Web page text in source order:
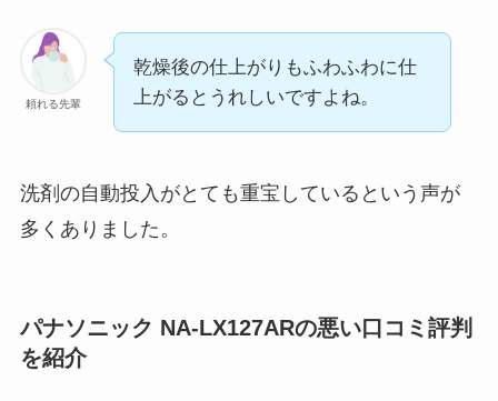
頼れる先輩
乾燥後の仕上がりもふわふわに仕
上がるとうれしいですよね。
洗剤の自動投入がとても重宝しているという声が
多くありました。
パナソニック NA-LX127ARの悪い口コミ評判
を紹介